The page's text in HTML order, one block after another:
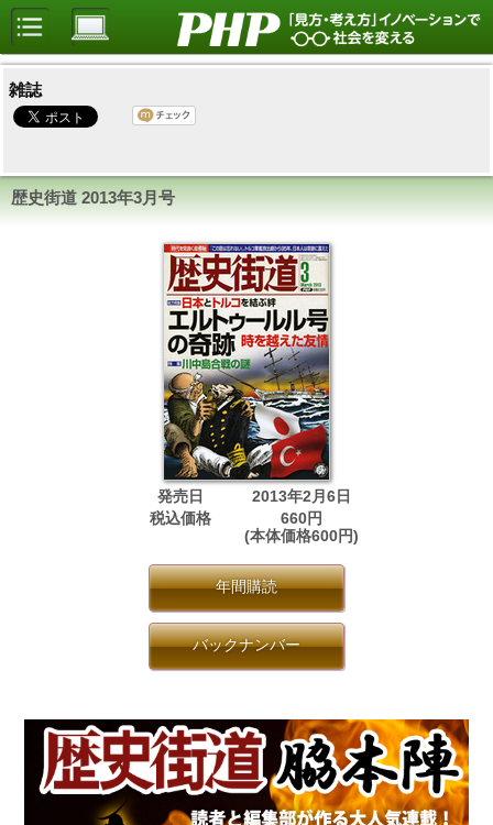
雑誌
歴史街道 2013年3月号
発売日
2013年2月6日
税込価格
660円
(本体価格600円)
年間購読
バックナンバー